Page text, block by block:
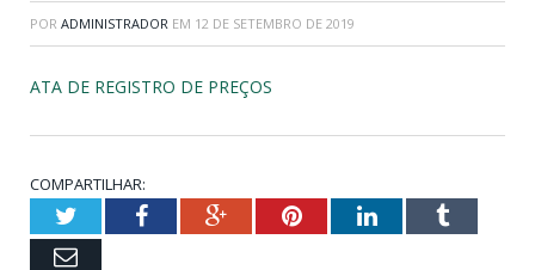
POR ADMINISTRADOR EM 12 DE SETEMBRO DE 2019
ATA DE REGISTRO DE PREÇOS
COMPARTILHAR:
TwitterFacebookGoogle+PinterestLinkedInTumblr
Email